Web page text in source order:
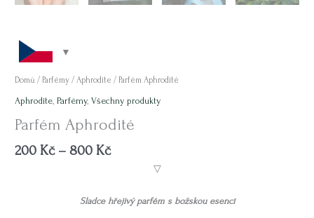
Domů / Parfémy / Aphrodite / Parfém Aphrodité
Aphrodite,Parfémy,Všechny produkty
Parfém Aphrodité
200 Kč – 800 Kč
▽
Sladce hřejivý parfém s božskou esencí